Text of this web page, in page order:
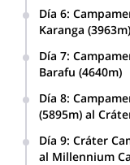
Día 6:
Karanga (3963m)
Día 7:
Barafu (4640m)
Día 8:
(5895m) al
Día 9: Cráter
al Millennium